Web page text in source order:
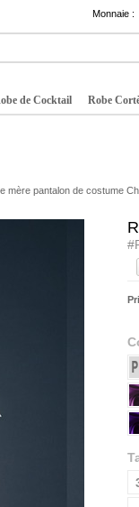
Monnaie :
de Cocktail Robe
mère pantalon de costume